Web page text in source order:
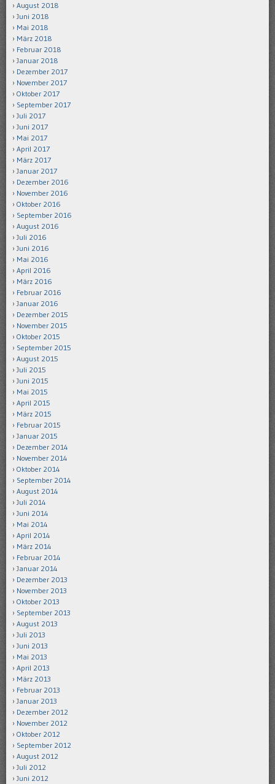
August 2018
Juni 2018
Mai 2018
März 2018
Februar 2018
Januar 2018
Dezember 2017
November 2017
Oktober 2017
September 2017
Juli 2017
Juni 2017
Mai 2017
April 2017
März 2017
Januar 2017
Dezember 2016
November 2016
Oktober 2016
September 2016
August 2016
Juli 2016
Juni 2016
Mai 2016
April 2016
März 2016
Februar 2016
Januar 2016
Dezember 2015
November 2015
Oktober 2015
September 2015
August 2015
Juli 2015
Juni 2015
Mai 2015
April 2015
März 2015
Februar 2015
Januar 2015
Dezember 2014
November 2014
Oktober 2014
September 2014
August 2014
Juli 2014
Juni 2014
Mai 2014
April 2014
März 2014
Februar 2014
Januar 2014
Dezember 2013
November 2013
Oktober 2013
September 2013
August 2013
Juli 2013
Juni 2013
Mai 2013
April 2013
März 2013
Februar 2013
Januar 2013
Dezember 2012
November 2012
Oktober 2012
September 2012
August 2012
Juli 2012
Juni 2012